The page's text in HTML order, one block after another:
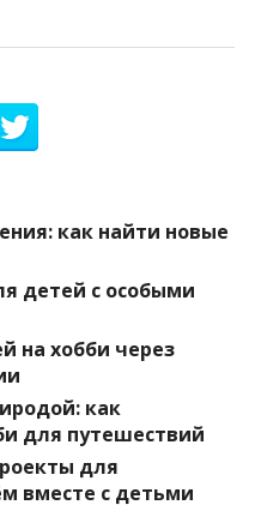
как найти новые
детей с особыми
на хобби через
как
для путешествий
для
вместе с детьми